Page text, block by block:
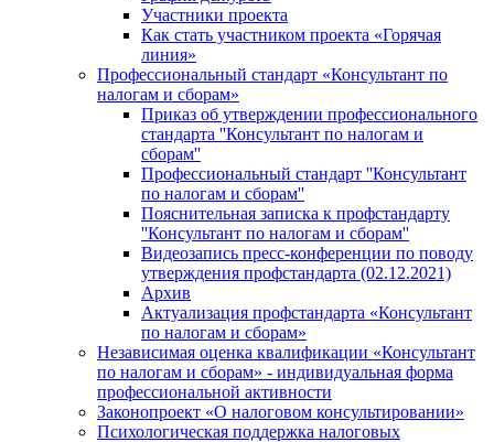
Участники проекта
Как стать участником проекта «Горячая
линия»
Профессиональный стандарт «Консультант по
налогам и сборам»
Приказ об утверждении профессионального
стандарта ''Консультант по налогам и
сборам''
Профессиональный стандарт ''Консультант
по налогам и сборам''
Пояснительная записка к профстандарту
''Консультант по налогам и сборам''
Видеозапись пресс-конференции по поводу
утверждения профстандарта (02.12.2021)
Архив
Актуализация профстандарта «Консультант
по налогам и сборам»
Независимая оценка квалификации «Консультант
по налогам и сборам» - индивидуальная форма
профессиональной активности
Законопроект «О налоговом консультировании»
Психологическая поддержка налоговых